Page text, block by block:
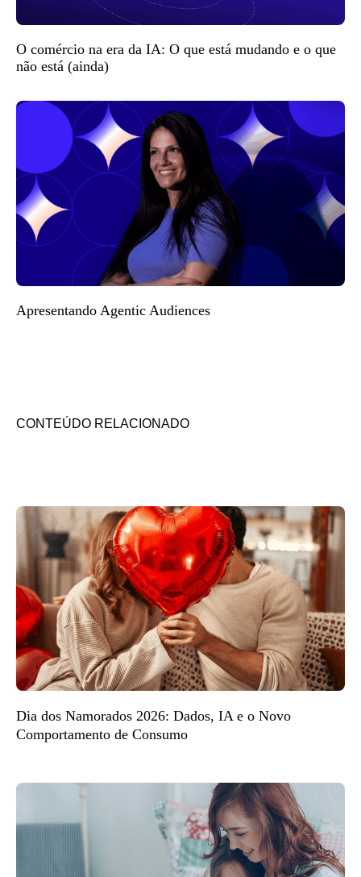
O comércio na era da IA: O que está mudando e o que
não está (ainda)
Apresentando Agentic Audiences
CONTEÚDO RELACIONADO
Dia dos Namorados 2026: Dados, IA e o Novo
Comportamento de Consumo